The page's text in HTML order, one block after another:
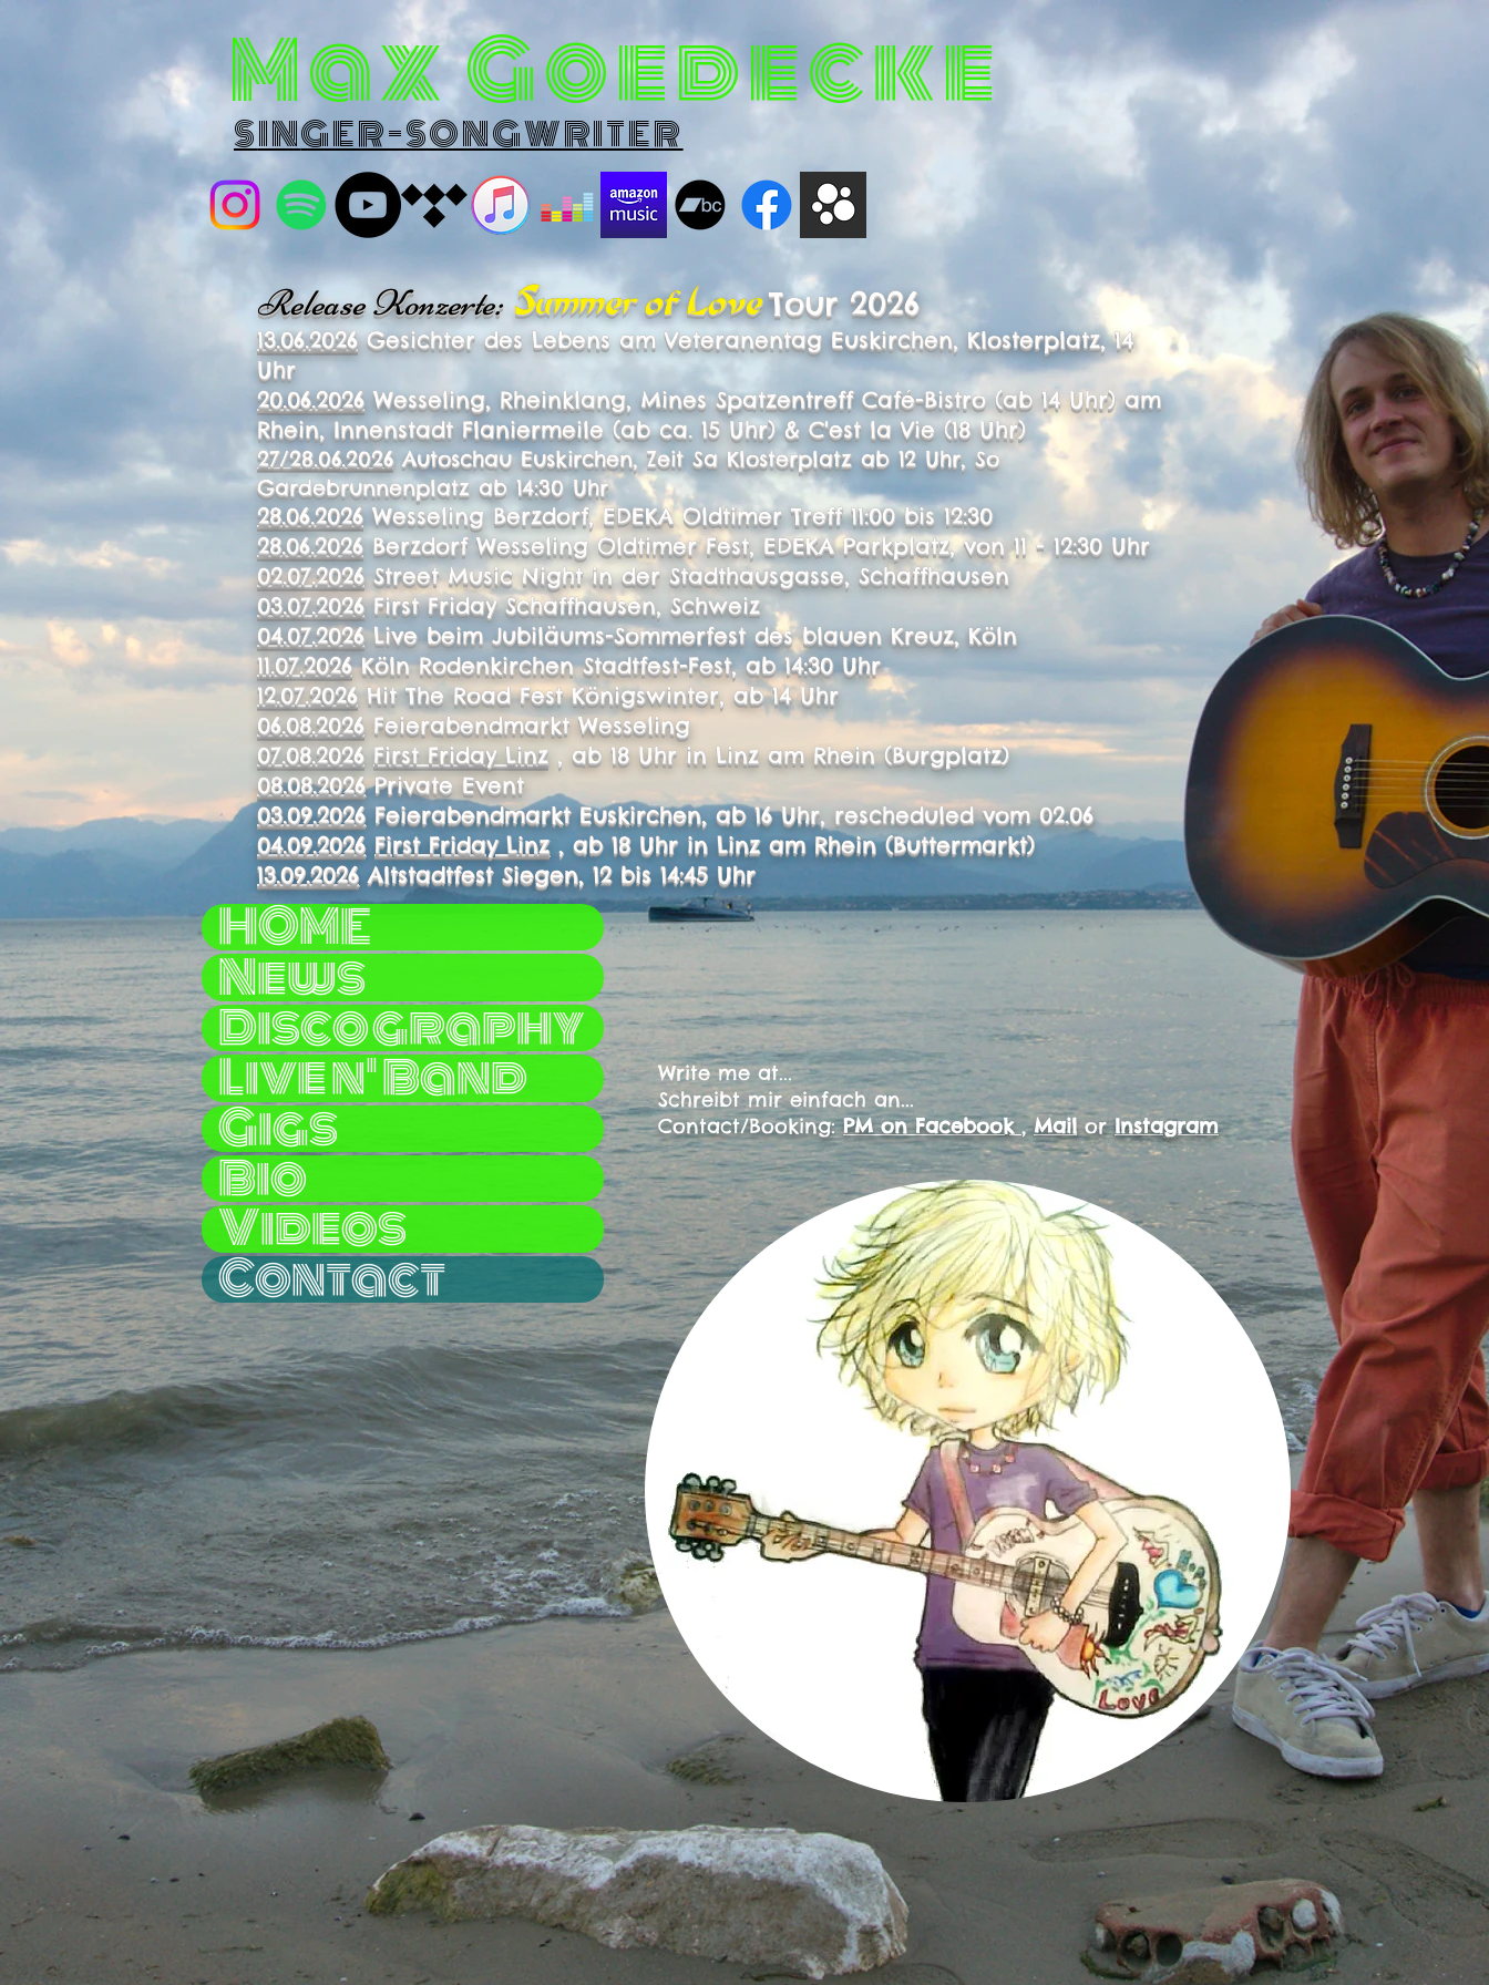
Max Goedecke
SINGER-SONGWRITER
Release Konzerte: Summer of Love Tour 2026
13.06.2026Gesichter des Lebens am Veteranentag Euskirchen, Klosterplatz, 14
Uhr
20.06.2026Wesseling, Rheinklang, Mines Spatzentreff Café-Bistro (ab 14 Uhr) am
Rhein, Innenstadt Flaniermeile (ab ca. 15 Uhr) & C'est la Vie (18 Uhr)
27/28.06.2026Autoschau Euskirchen, Zeit Sa Klosterplatz ab 12 Uhr, So
Gardebrunnenplatz ab 14:30 Uhr
28.06.2026Wesseling Berzdorf, EDEKA Oldtimer Treff 11:00 bis 12:30
28.06.2026Berzdorf Wesseling Oldtimer Fest, EDEKA Parkplatz, von 11 - 12:30 Uhr
02.07.2026 Street Music Night in der Stadthausgasse, Schaffhausen
03.07.2026First Friday Schaffhausen, Schweiz
04.07.2026Live beim Jubiläums-Sommerfest des blauen Kreuz, Köln
11.07.2026Köln Rodenkirchen Stadtfest-Fest, ab 14:30 Uhr
12.07.2026Hit The Road Fest Königswinter, ab 14 Uhr
06.08.2026Feierabendmarkt Wesseling
07.08.2026 First Friday Linz , ab 18 Uhr in Linz am Rhein (Burgplatz)
08.08.2026Private Event
03.09.2026Feierabendmarkt Euskirchen, ab 16 Uhr, rescheduled vom 02.06​
04.09.2026 First Friday Linz, ab 18 Uhr in Linz am Rhein (Buttermarkt)
13.09.2026Altstadtfest Siegen, 12 bis 14:45 Uhr
Write me at...
Schreibt mir einfach an...
Contact/Booking:PM on Facebook ,Mail orInstagram
HOME
News
Discography
Live n' Band
Gigs
Bio
Videos
Contact